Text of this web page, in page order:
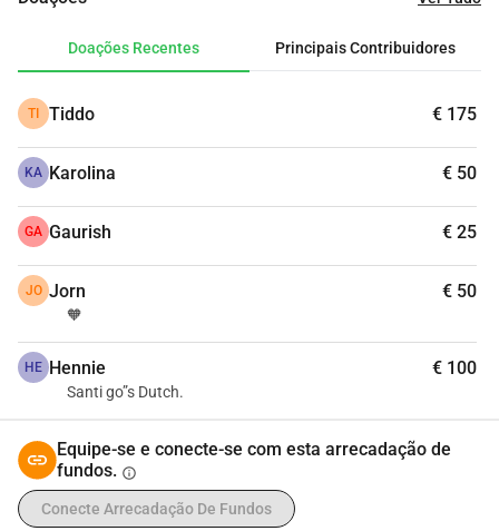
posso pagar no momento. Com esta campanha de
eu possa cobrir os custos do meu passaporte holandês e
me aproxima do meu objetivo: me tornar oficialmente
cidadão do país que se sente como lar.Obrigado pelo
apoio, confiança e amor de vocês. Com amor, Santi, o
Futuro Holandês
Doações Recentes Principais Contribuidores
TI Tiddo € 175
KA Karolina € 50
GA Gaurish € 25
JO Jorn € 50
🧡
HE Hennie € 100
Santi go”s Dutch.
Equipe-se e conecte-se com esta arrecadação de
fundos. info
Conecte Arrecadação De Fundos